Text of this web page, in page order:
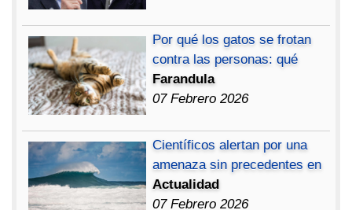
Por qué los gatos se frotan
contra las personas: qué
Farandula
07 Febrero 2026
Científicos alertan por una
amenaza sin precedentes en
Actualidad
07 Febrero 2026